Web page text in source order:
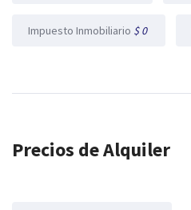
Impuesto Inmobiliario $ 0
Precios de Alquiler